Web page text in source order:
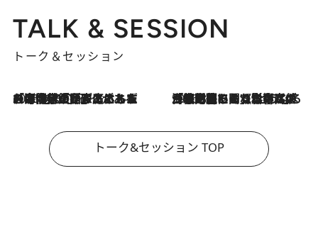
TALK & SESSION
トーク＆セッション
2026.8.3
「今後値上げがあるとすれば…」「リスクがあるのは今年の冬」エネルギー専門家が語る、ホルムズ海峡封鎖が家庭にもたらす“ある心配” 2026.8.3
「住宅建てられない…」「サーチャージ料の高値が続いている」ホルムズ海峡封鎖による影響はいつまで続く？《エネルギー専門家に聞く“どうなる日本の暮らし”》
トーク&セッション TOP